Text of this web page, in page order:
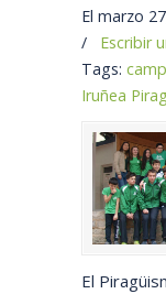
El marzo
/ Escribir
Tags:
Iruñea
El